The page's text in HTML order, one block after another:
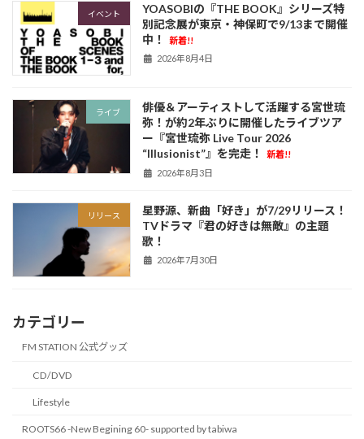
イベント
YOASOBIの『THE BOOK』シリーズ特
別記念展が東京・神保町で9/13まで開催
中！
新着!!
2026年8月4日
ライブ
俳優＆アーティストして活躍する宮世琉
弥！が約2年ぶりに開催したライブツア
ー『宮世琉弥 Live Tour 2026
“Illusionist”』を完走！
新着!!
2026年8月3日
リリース
星野源、新曲「好き」が7/29リリース！
TVドラマ『君の好きは無敵』の主題
歌！
2026年7月30日
カテゴリー
FM STATION 公式グッズ
CD/DVD
Lifestyle
ROOTS66 -New Begining 60- supported by tabiwa